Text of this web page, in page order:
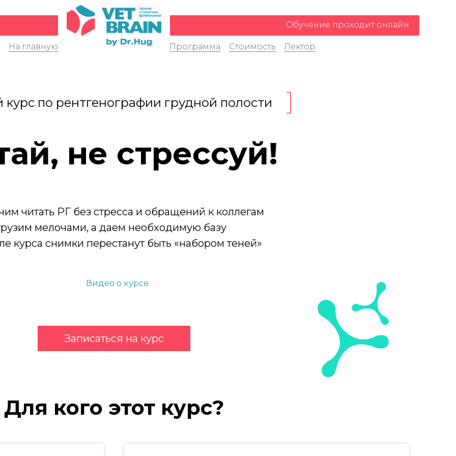
Программа Лектор
Стоимость
На главную
Обучение проходит онлайн
курс по рентгенографии грудной полости
не стрессуй!
Записаться на курс
читать РГ без стресса и обращений к коллегам
мелочами, а даем необходимую базу
курса снимки перестанут быть «набором теней»
Видео о курсе
Для кого этот курс?